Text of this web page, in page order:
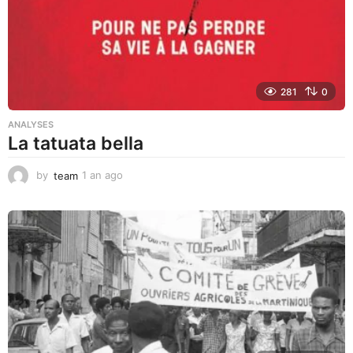
g
o
281 0
ANALYSES
La tatuata bella
by team 1 an ago
a
g
o